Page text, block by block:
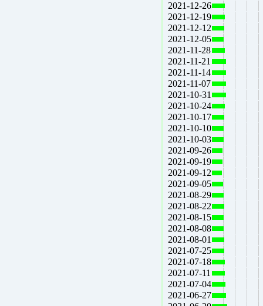
2021-12-26
2021-12-19
2021-12-12
2021-12-05
2021-11-28
2021-11-21
2021-11-14
2021-11-07
2021-10-31
2021-10-24
2021-10-17
2021-10-10
2021-10-03
2021-09-26
2021-09-19
2021-09-12
2021-09-05
2021-08-29
2021-08-22
2021-08-15
2021-08-08
2021-08-01
2021-07-25
2021-07-18
2021-07-11
2021-07-04
2021-06-27